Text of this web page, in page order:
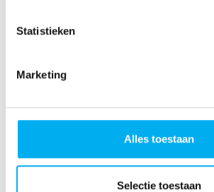
Statistieken
Marketing
Alles toestaan
Selectie toestaan